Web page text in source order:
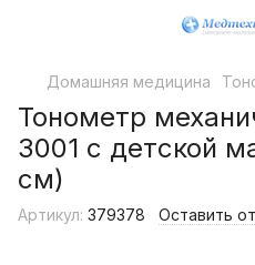
Домашняя медицина
Тонометр
3001 с детской
см)
Артикул: 379378 Оставить